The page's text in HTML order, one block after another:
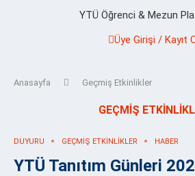
YTÜ Öğrenci & Mezun
Üye Girişi / Kayıt
Anasayfa Geçmiş Etkinlikler
GEÇMIŞ
DUYURU GEÇMIŞ ETKINLIKLER HABER
YTÜ Tanıtım Günleri